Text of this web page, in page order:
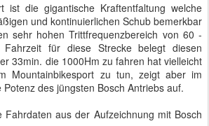
ist die gigantische Kraftentfaltung welche
und kontinuierlichen Schub bemerkbar
sehr hohen Trittfrequenzbereich von 60 -
Fahrzeit für diese Strecke belegt diesen
33min. die 1000Hm zu fahren hat vielleicht
Mountainbikesport zu tun, zeigt aber im
des jüngsten Bosch Antriebs auf.
Fahrdaten aus der Aufzeichnung mit Bosch